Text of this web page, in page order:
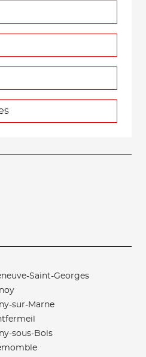
Saint-Georges
sur-Marne
sous-Bois